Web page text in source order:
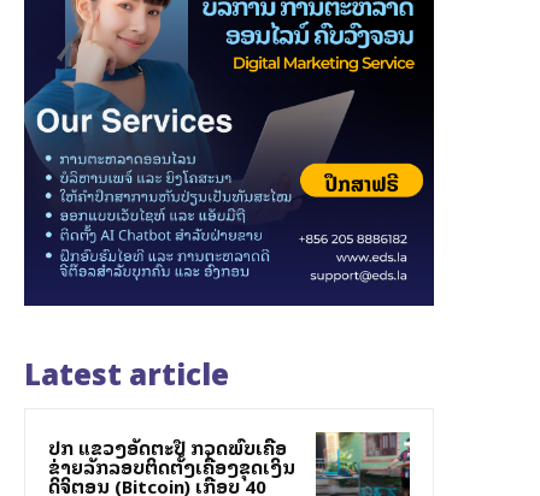
Latest article
ປກສ ແຂວງອັດຕະປື ກວດພົບເຄືອ
ຂ່າຍລັກລອບຕິດຕັ້ງເຄື່ອງຂຸດເງິນ
ດິຈິຕອນ (Bitcoin) ເກືອບ 40